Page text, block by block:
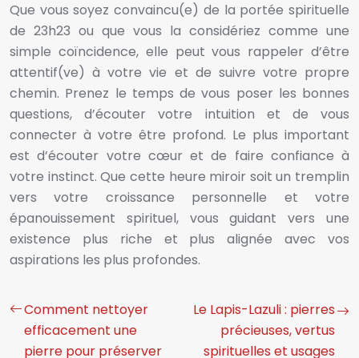
Que vous soyez convaincu(e) de la portée spirituelle
de 23h23 ou que vous la considériez comme une
simple coïncidence, elle peut vous rappeler d’être
attentif(ve) à votre vie et de suivre votre propre
chemin. Prenez le temps de vous poser les bonnes
questions, d’écouter votre intuition et de vous
connecter à votre être profond. Le plus important
est d’écouter votre cœur et de faire confiance à
votre instinct. Que cette heure miroir soit un tremplin
vers votre croissance personnelle et votre
épanouissement spirituel, vous guidant vers une
existence plus riche et plus alignée avec vos
aspirations les plus profondes.
Comment nettoyer
efficacement une
pierre pour préserver
Le Lapis-Lazuli : pierres
précieuses, vertus
spirituelles et usages